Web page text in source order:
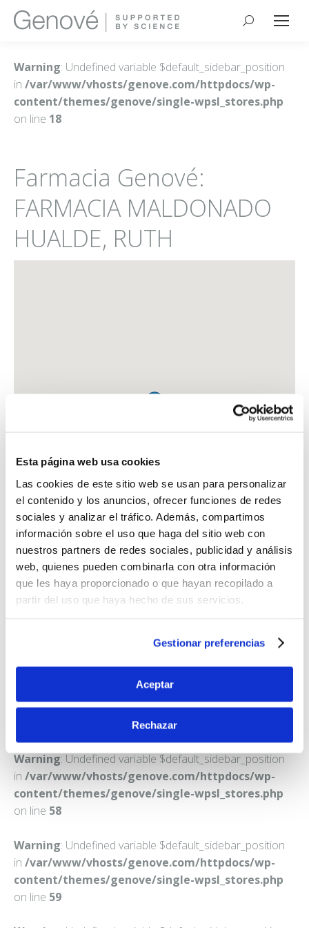
Esta página web usa cookies
Las cookies de este sitio web se usan para personalizar
el contenido y los anuncios, ofrecer funciones de redes
sociales y analizar el tráfico. Además, compartimos
información sobre el uso que haga del sitio web con
nuestros partners de redes sociales, publicidad y análisis
web, quienes pueden combinarla con otra información
que les haya proporcionado o que hayan recopilado a
partir del uso que haya hecho de sus servicios.
Gestionar preferencias
Aceptar
Rechazar
Buscar:
Warning: Undefined variable $default_sidebar_position
in /var/www/vhosts/genove.com/httpdocs/wp-
content/themes/genove/single-wpsl_stores.php
on line 18
Farmacia Genové:
FARMACIA MALDONADO
HUALDE, RUTH
FARMACIA MALDONADO HUALDE, RUTH
PZA. CUERNAVACA, 2
Warning: Undefined variable $default_sidebar_position
in /var/www/vhosts/genove.com/httpdocs/wp-
content/themes/genove/single-wpsl_stores.php
on line 58
Warning: Undefined variable $default_sidebar_position
in /var/www/vhosts/genove.com/httpdocs/wp-
content/themes/genove/single-wpsl_stores.php
on line 59